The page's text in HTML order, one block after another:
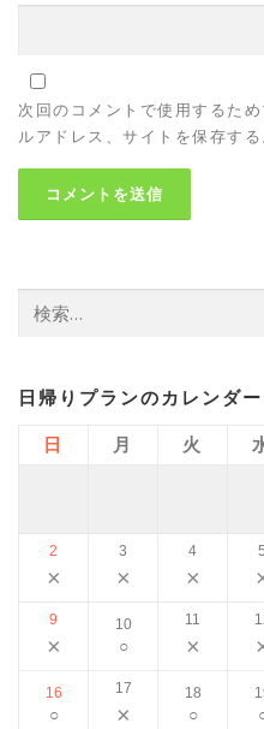
次回のコメントで使用するた
ルアドレス、サイトを保存する
索:
日帰りプランのカレンダー
日 月 火
2
×
3
×
4
×
5
9
×
10
○
11
×
16
○
17
×
18
○